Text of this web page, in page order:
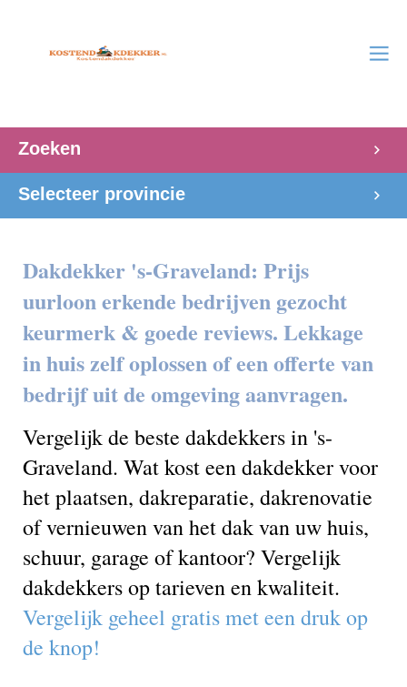
Zoeken
Selecteer provincie
Dakdekker 's-Graveland: Prijs
uurloon erkende bedrijven gezocht
keurmerk & goede reviews. Lekkage
in huis zelf oplossen of een offerte van
bedrijf uit de omgeving aanvragen.
Vergelijk de beste dakdekkers in 's-
Graveland. Wat kost een dakdekker voor
het plaatsen, dakreparatie, dakrenovatie
of vernieuwen van het dak van uw huis,
schuur, garage of kantoor? Vergelijk
dakdekkers op tarieven en kwaliteit.
Vergelijk geheel gratis met een druk op
de knop!